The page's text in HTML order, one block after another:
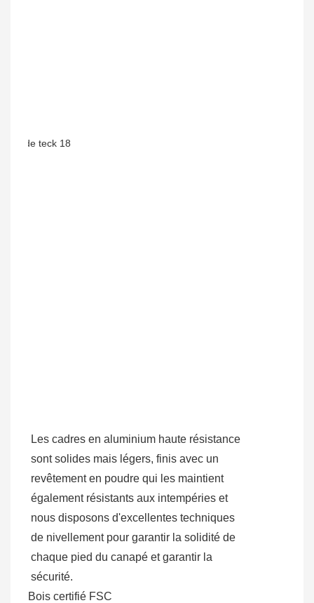
Les cadres en aluminium haute résistance
sont solides mais légers, finis avec un
revêtement en poudre qui les maintient
également résistants aux intempéries et
nous disposons d'excellentes techniques
de nivellement pour garantir la solidité de
chaque pied du canapé et garantir la
sécurité.
Bois certifié FSC